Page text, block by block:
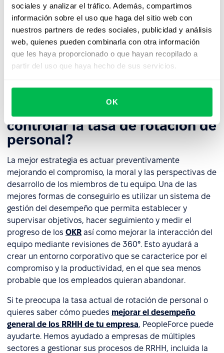
sociales y analizar el tráfico. Además, compartimos
información sobre el uso que haga del sitio web con
nuestros partners de redes sociales, publicidad y análisis
web, quienes pueden combinarla con otra información
que les haya proporcionado o que hayan recopilado a
partir del uso que haya hecho de sus servicios.
OK
interrupciones causadas por la salida constante de
empleados, las conexiones personales rotas y el estrés
que experimentan los empleados al adaptarse a sus
nuevos compañeros. La rotación de personal es hasta
cierto punto inevitable, pero es necesario esforzarse por
minimizar y controlar este proceso en la medida de lo
¿Cuál es la mejor manera de
controlar la tasa de rotación de
personal?
La mejor estrategia es actuar preventivamente
mejorando el compromiso, la moral y las perspectivas de
desarrollo de los miembros de tu equipo. Una de las
mejores formas de conseguirlo es utilizar un sistema de
gestión del desempeño que permita establecer y
supervisar objetivos, hacer seguimiento y medir el
progreso de los OKR así como mejorar la interacción del
equipo mediante revisiones de 360°. Esto ayudará a
crear un entorno corporativo que se caracterice por el
compromiso y la productividad, en el que sea menos
probable que los empleados quieran abandonar.
Si te preocupa la tasa actual de rotación de personal o
quieres saber cómo puedes mejorar el desempeño
general de los RRHH de tu empresa, PeopleForce puede
ayudarte. Hemos ayudado a empresas de múltiples
sectores a gestionar sus procesos de RRHH, incluida la